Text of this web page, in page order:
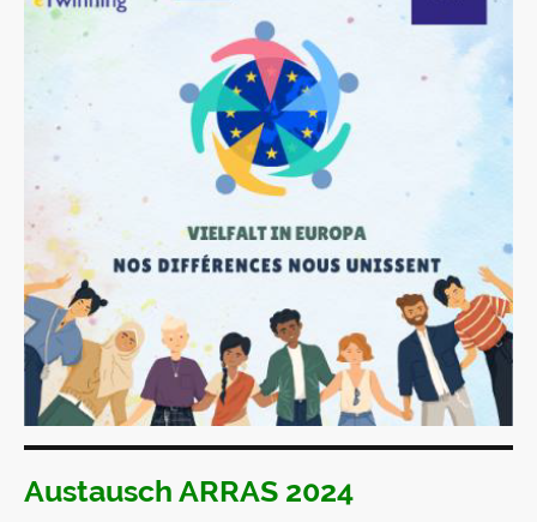
Austausch ARRAS 2024